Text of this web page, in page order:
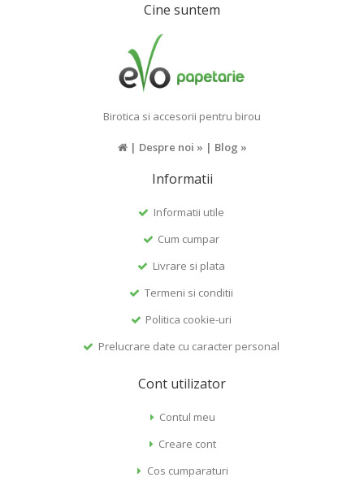
Cine suntem
Birotica si accesorii pentru birou
| Despre noi » | Blog »
Informatii
Informatii utile
Cum cumpar
Livrare si plata
Termeni si conditii
Politica cookie-uri
Prelucrare date cu caracter personal
Cont utilizator
Contul meu
Creare cont
Cos cumparaturi